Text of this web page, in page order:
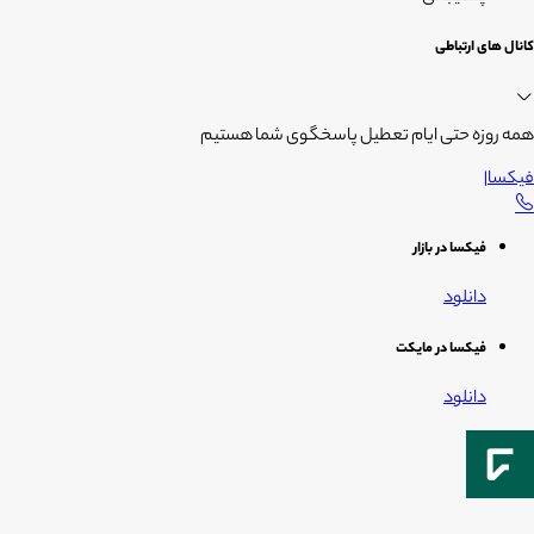
کانال های ارتباطی
همه روزه حتی ایام تعطیل پاسخگوی شما هستیم
فیکسا|
فیکسا در بازار
دانلود
فیکسا در مایکت
دانلود